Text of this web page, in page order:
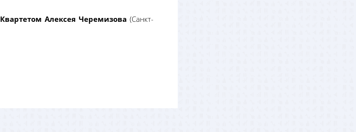
Квартетом Алексея Черемизова(Санкт-